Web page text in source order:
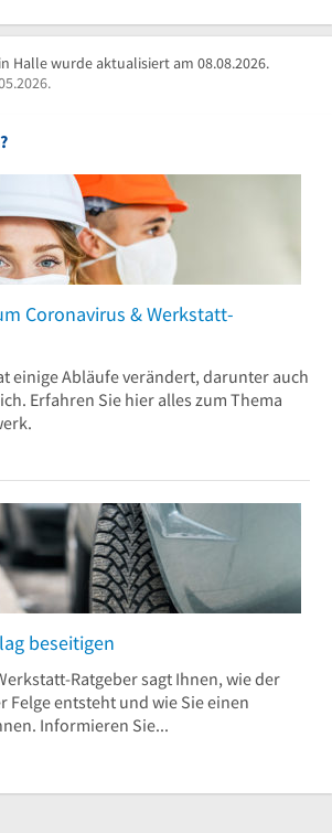
Halle wurde aktualisiert am 08.08.2026.
Coronavirus & Werkstatt-
einige Abläufe verändert, darunter auch
Erfahren Sie hier alles zum Thema
beseitigen
Ratgeber sagt Ihnen, wie der
Felge entsteht und wie Sie einen
Informieren Sie...